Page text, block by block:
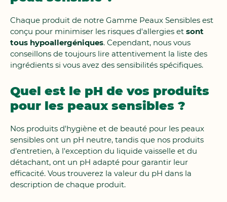
Chaque produit de notre Gamme Peaux Sensibles est
conçu pour minimiser les risques d'allergies et sont
tous hypoallergéniques. Cependant, nous vous
conseillons de toujours lire attentivement la liste des
ingrédients si vous avez des sensibilités spécifiques.
Quel est le pH de vos produits
pour les peaux sensibles ?
Nos produits d'hygiène et de beauté pour les peaux
sensibles ont un pH neutre, tandis que nos produits
d’entretien, à l'exception du liquide vaisselle et du
détachant, ont un pH adapté pour garantir leur
efficacité. Vous trouverez la valeur du pH dans la
description de chaque produit.